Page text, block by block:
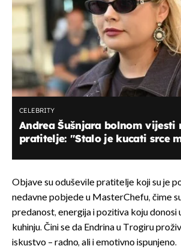
CELEBRITY
Andrea Šušnjara bolnom vijesti
pratitelje: ''Stalo je kucati srce
Objave su oduševile pratitelje koji su je
nedavne pobjede u MasterChefu, čime
predanost, energija i pozitiva koju donosi
kuhinju. Čini se da Endrina u Trogiru
iskustvo – radno, ali i emotivno ispunjeno.